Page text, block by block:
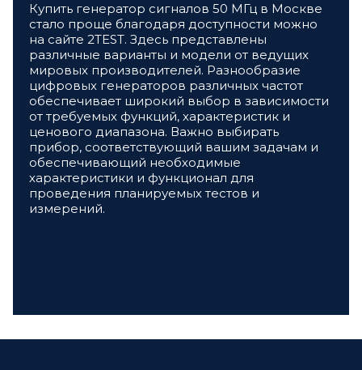
Купить генератор сигналов 50 МГц в Москве
стало проще благодаря доступности можно
на сайте 2TEST. Здесь представлены
различные варианты и модели от ведущих
мировых производителей. Разнообразие
цифровых генераторов различных частот
обеспечивает широкий выбор в зависимости
от требуемых функций, характеристик и
ценового диапазона. Важно выбирать
прибор, соответствующий вашим задачам и
обеспечивающий необходимые
характеристики и функционал для
проведения планируемых тестов и
измерений.